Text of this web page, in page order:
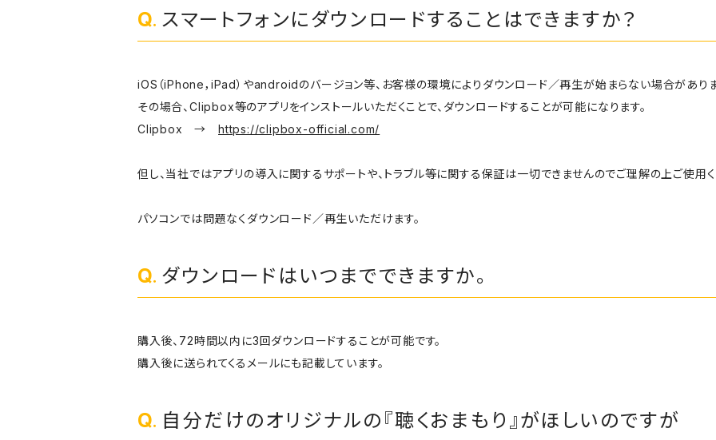
スマートフォンにダウンロードすることはできますか？
iOS（iPhone，iPad）やandroidのバージョン等、お客様の環境によりダウンロード／再生が始まらない場合がありま
その場合、Clipbox等のアプリをインストールいただくことで、ダウンロードすることが可能になります。
Clipbox →https://clipbox-official.com/
但し、当社ではアプリの導入に関するサポートや、トラブル等に関する保証は一切できませんのでご理解の上ご使用く
パソコンでは問題なくダウンロード／再生いただけます。
ダウンロードはいつまでできますか。
購入後、72時間以内に3回ダウンロードすることが可能です。
購入後に送られてくるメールにも記載しています。
自分だけのオリジナルの『聴くおまもり』がほしいのですが